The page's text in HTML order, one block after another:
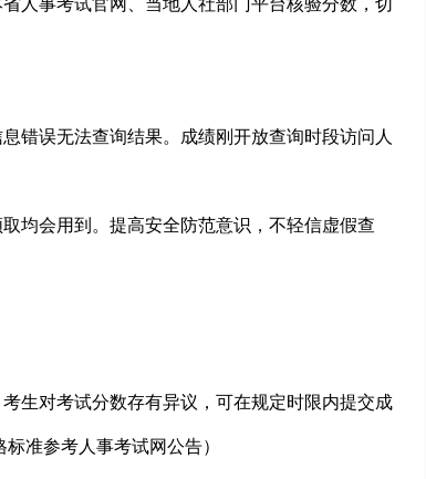
人事考试官网、当地人社部门平台核验分数，切
错误无法查询结果。成绩刚开放查询时段访问人
均会用到。提高安全防范意识，不轻信虚假查
生对考试分数存有异议，可在规定时限内提交成
标准参考人事考试网公告）